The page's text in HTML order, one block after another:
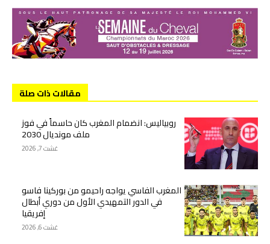
مقالات ذات صلة
روبياليس: انضمام المغرب كان حاسماً في فوز
ملف مونديال 2030
غشت 7, 2026
المغرب الفاسي يواجه راحيمو من بوركينا فاسو
في الدور التمهيدي الأول من دوري أبطال
إفريقيا
غشت 6, 2026